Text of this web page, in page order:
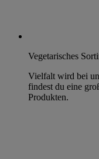
Vegetarisches
Vielfalt wird bei
findest du eine
Produkten.